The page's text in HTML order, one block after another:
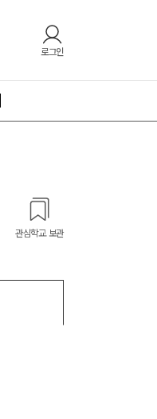
로그인
관심학교 보관